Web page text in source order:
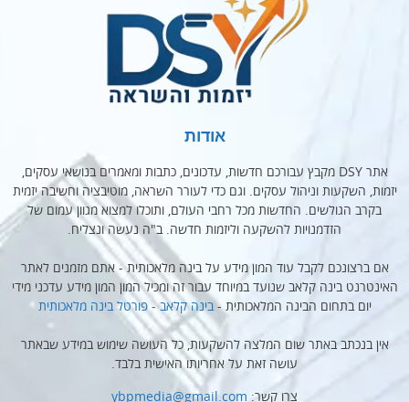
אודות
אתר DSY מקבץ עבורכם חדשות, עדכונים, כתבות ומאמרים בנושאי עסקים,
יזמות, השקעות וניהול עסקים. וגם כדי לעורר השראה, מוטיבציה וחשיבה יזמית
בקרב הגולשים. החדשות מכל רחבי העולם, ותוכלו למצוא מגוון עמום של
הזדמנויות להשקעה וליזמות חדשה. ב"ה נעשה ונצליח.
אם ברצונכם לקבל עוד המון מידע על בינה מלאכותית - אתם מזמנים לאתר
האינטרנט בינה קלאב שנועד במיוחד עבור זה ומכיל המון המון מידע עדכני מידי
יום בתחום הבינה המלאכותית -בינה קלאב - פורטל בינה מלאכותית
אין בנכתב באתר שום המלצה להשקעות, כל העושה שימוש במידע שבאתר
עושה זאת על אחריותו האישית בלבד.
צרו קשר: ybpmedia@gmail.com